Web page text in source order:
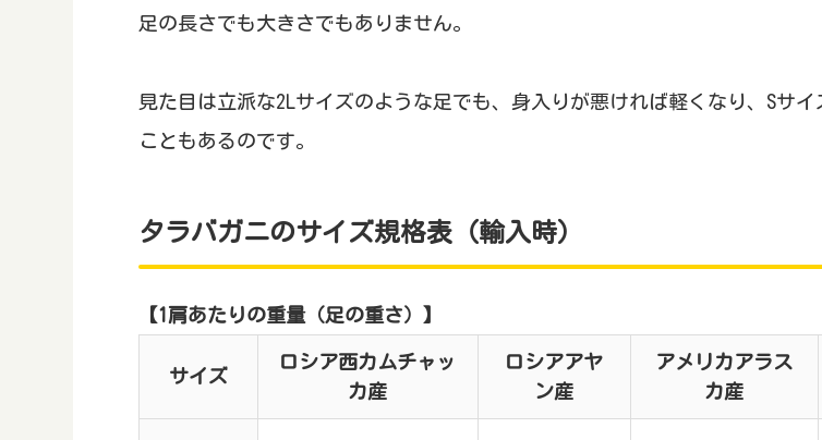
足の長さでも大きさでもありません。
見た目は立派な2Lサイズのような足でも、身入りが悪ければ軽くなり、Sサイ
こともあるのです。
タラバガニのサイズ規格表（輸入時）
【1肩あたりの重量（足の重さ）】
サイズ
ロシア西カムチャッ
カ産
ロシアアヤ
ン産
アメリカアラス
カ産